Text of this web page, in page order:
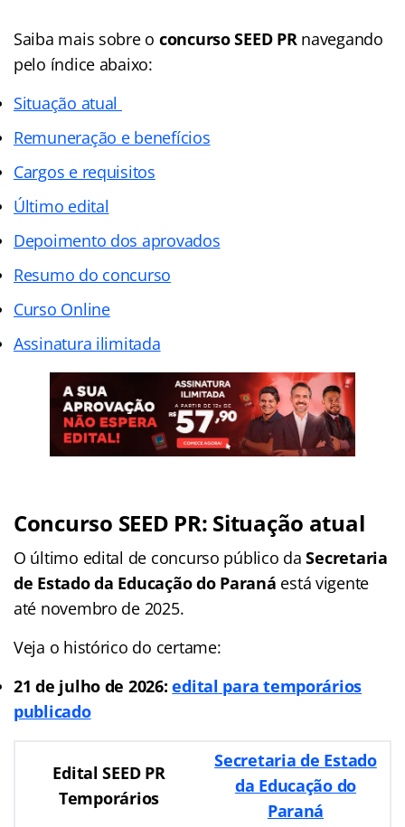
Saiba mais sobre o concurso SEED PR navegando
pelo índice abaixo:
Situação atual
Remuneração e benefícios
Cargos e requisitos
Último edital
Depoimento dos aprovados
Resumo do concurso
Curso Online
Assinatura ilimitada
Concurso SEED PR: Situação atual
O último edital de concurso público daSecretaria
de Estado da Educação do Paraná está vigente
até novembro de 2025.
Veja o histórico do certame:
21 de julho de 2026:edital para temporários
publicado
Edital SEED PR
Temporários
Secretaria de Estado
da Educação do
Paraná